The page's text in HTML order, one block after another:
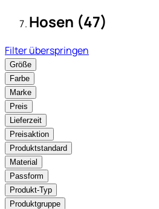
Hosen (47)
Filter überspringen
Größe
Farbe
Marke
Preis
Lieferzeit
Preisaktion
Produktstandard
Material
Passform
Produkt-Typ
Produktgruppe